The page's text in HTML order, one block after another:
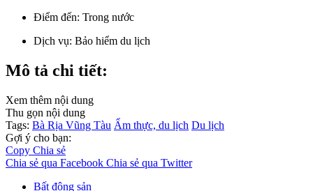
Điểm đến: Trong nước
Dịch vụ: Bảo hiểm du lịch
Mô tả chi tiết:
Xem thêm nội dung
Thu gọn nội dung
Tags: Bà Rịa Vũng Tàu Ẩm thực, du lịch Du lịch
Gợi ý cho bạn:
Copy Chia sẻ
Chia sẻ qua Facebook Chia sẻ qua Twitter
Bất động sản